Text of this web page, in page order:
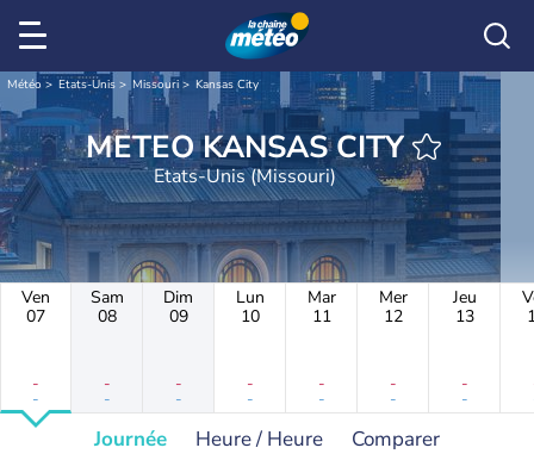
Météo Etats-Unis Missouri Kansas City
METEO KANSAS CITY
Etats-Unis (Missouri)
Ven
07
-
-
Sam
08
-
-
Dim
09
-
-
Lun
10
-
-
Mar
11
-
-
Mer
12
-
-
Jeu
13
-
-
Journée Heure / Heure Comparer